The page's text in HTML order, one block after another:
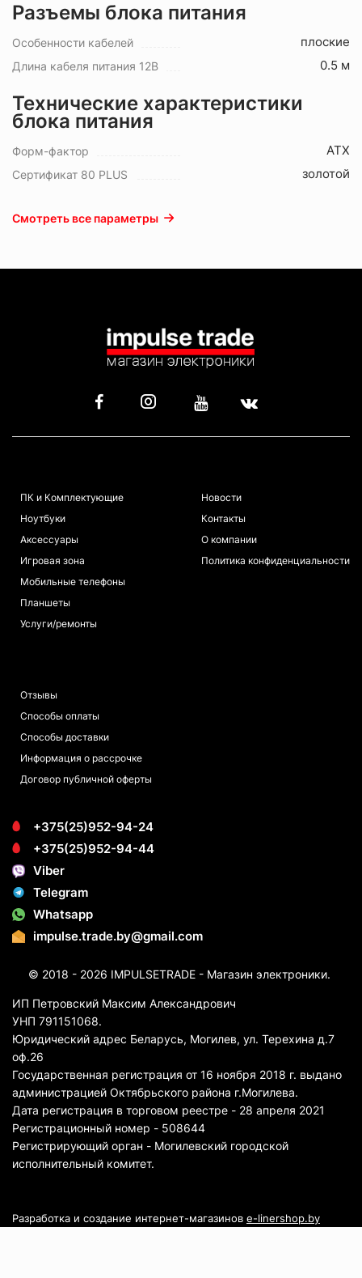
Разъемы блока питания
Особенности кабелей плоские
Длина кабеля питания 12В 0.5 м
Технические характеристики
блока питания
Форм-фактор ATX
Сертификат 80 PLUS золотой
Смотреть все параметры
ПК и Комплектующие
Ноутбуки
Аксессуары
Игровая зона
Мобильные телефоны
Планшеты
Услуги/ремонты
Новости
Контакты
О компании
Политика конфиденциальности
Отзывы
Способы оплаты
Способы доставки
Информация о рассрочке
Договор публичной оферты
+375(25)952-94-24
+375(25)952-94-44
Viber
Telegram
Whatsapp
impulse.trade.by@gmail.com
© 2018 - 2026 IMPULSETRADE - Магазин электроники.
ИП Петровский Максим Александрович
УНП 791151068.
Юридический адрес Беларусь, Могилев, ул. Терехина д.7
оф.26
Государственная регистрация от 16 ноября 2018 г. выдано
администрацией Октябрьского района г.Могилева.
Дата регистрация в торговом реестре - 28 апреля 2021
Регистрационный номер - 508644
Регистрирующий орган - Могилевский городской
исполнительный комитет.
Разработка и создание интернет-магазинов e-linershop.by